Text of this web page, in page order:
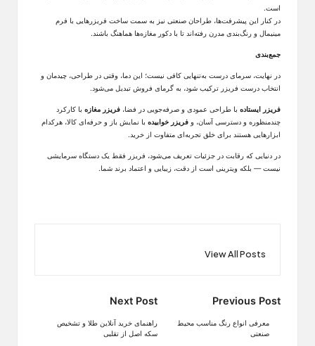
است.
در کنار این پیشرفت‌ها، طراحان صنعتی نیز به سمت ساخت فریزرهایی با فرم
مینیمال و رنگ‌بندی مدرن رفته‌اند تا با دکور مغازه‌ها هماهنگ باشند .
جمع‌بندی
در نهایت، سرمای درست به‌تنهایی کافی نیست؛ این دما، وقتی در طراحی، چیدمان و
انتخاب درست فریزر ترکیب شود، به گرمای فروش تبدیل می‌شود.
فریزر ایستاده با طراحی عمودی و صرفه‌جویی در فضا، فریزر مغازه با کارکرد
چندمنظوره و دسترسی آسان، و فریزر خوابیده با نمایش باز و حرفه‌ای کالا، هرکدام
ابزارهایی هستند برای خلق تجربه‌ای متفاوت از خرید .
در دنیایی که رقابت در جزئیات تعریف می‌شود، فریزر فقط یک دستگاه سرمایشی
نیست— بلکه ویترینی است از دقت، زیبایی و اعتماد برند شما.
View All Posts
Post
navigation
Previous Post
معرفی انواع رنگ مناسب محیط
صنعتی
Next Post
راهنمای خرید آنلاین طلا و تشخیص
سکه اصل از تقلبی